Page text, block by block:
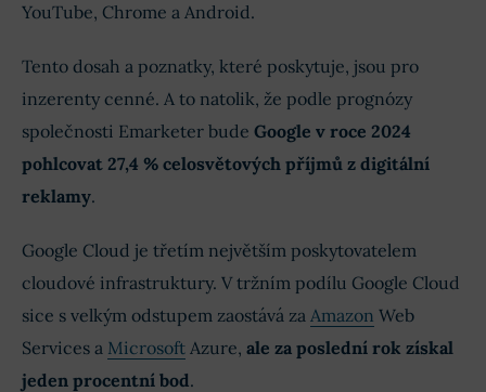
YouTube, Chrome a Android.
Tento dosah a poznatky, které poskytuje, jsou pro
inzerenty cenné. A to natolik, že podle prognózy
společnosti Emarketer bude Google v roce 2024
pohlcovat 27,4 % celosvětových příjmů z digitální
reklamy.
Google Cloud je třetím největším poskytovatelem
cloudové infrastruktury. V tržním podílu Google Cloud
sice s velkým odstupem zaostává za Amazon Web
Services a Microsoft Azure, ale za poslední rok získal
jeden procentní bod.